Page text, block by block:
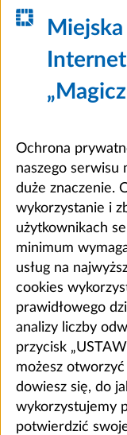
Ochrona
naszego serwisu
duże znaczenie.
wykorzystanie i
użytkownikach
minimum
usług na
cookies
prawidłowego
analizy liczby
przycisk
możesz
dowiesz się, do
wykorzystujemy
potwierdzić